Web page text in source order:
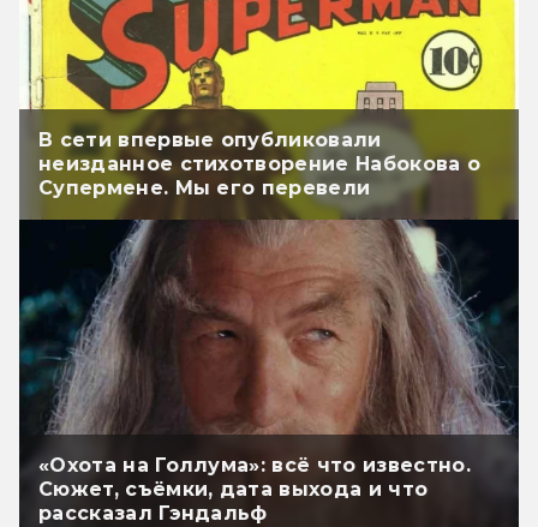
В сети впервые опубликовали
неизданное стихотворение Набокова о
Супермене. Мы его перевели
«Охота на Голлума»: всё что известно.
Сюжет, съёмки, дата выхода и что
рассказал Гэндальф